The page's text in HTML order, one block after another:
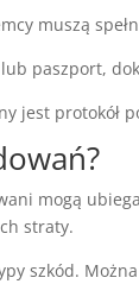
muszą
paszport,
jest protokół
mogą
straty.
szkód.